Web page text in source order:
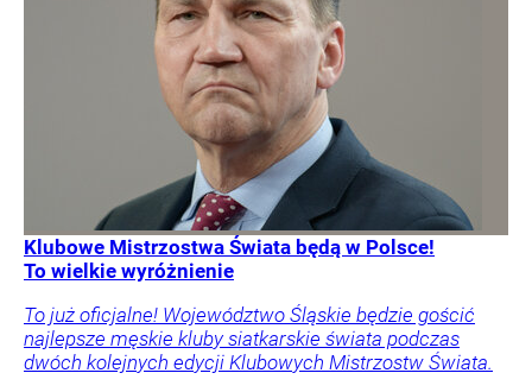
Klubowe Mistrzostwa Świata będą w Polsce!
To wielkie wyróżnienie
To już oficjalne! Województwo Śląskie będzie gościć
najlepsze męskie kluby siatkarskie świata podczas
dwóch kolejnych edycji Klubowych Mistrzostw Świata.